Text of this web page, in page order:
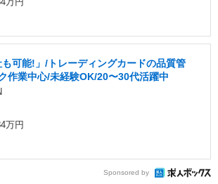
も可能!」/トレーディングカードの品質管
作業中心/未経験OK/20〜30代活躍中
万円
Sponsored by